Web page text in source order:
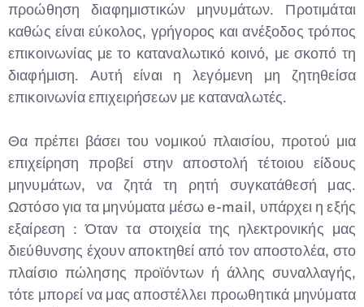
προώθηση διαφημιστικών μηνυμάτων. Προτιμάται
καθώς είναι εύκολος, γρήγορος και ανέξοδος τρόπος
επικοινωνίας με το καταναλωτικό κοινό, με σκοπό τη
διαφήμιση. Αυτή είναι η λεγόμενη μη ζητηθείσα
επικοινωνία επιχειρήσεων με καταναλωτές.
Θα πρέπει βάσει του νομικού πλαισίου, προτού μια
επιχείρηση προβεί στην αποστολή τέτοιου είδους
μηνυμάτων, να ζητά τη ρητή συγκατάθεσή μας.
Ωστόσο για τα μηνύματα μέσω e-mail, υπάρχει η εξής
εξαίρεση : Όταν τα στοιχεία της ηλεκτρονικής μας
διεύθυνσης έχουν αποκτηθεί από τον αποστολέα, στο
πλαίσιο πώλησης προϊόντων ή άλλης συναλλαγής,
τότε μπορεί να μας αποστέλλει προωθητικά μηνύματα